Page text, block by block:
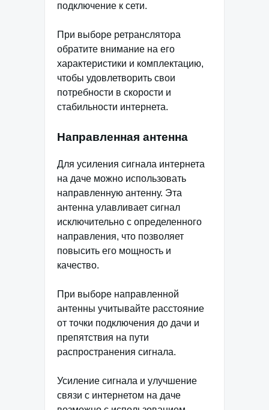
подключение к сети.
При выборе ретранслятора
обратите внимание на его
характеристики и комплектацию,
чтобы удовлетворить свои
потребности в скорости и
стабильности интернета.
Направленная антенна
Для усиления сигнала интернета
на даче можно использовать
направленную антенну. Эта
антенна улавливает сигнал
исключительно с определенного
направления, что позволяет
повысить его мощность и
качество.
При выборе направленной
антенны учитывайте расстояние
от точки подключения до дачи и
препятствия на пути
распространения сигнала.
Усиление сигнала и улучшение
связи с интернетом на даче